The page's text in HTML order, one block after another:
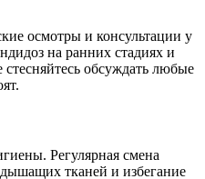
осмотры и консультации у
на ранних стадиях и
стесняйтесь обсуждать любые
Регулярная смена
тканей и избегание